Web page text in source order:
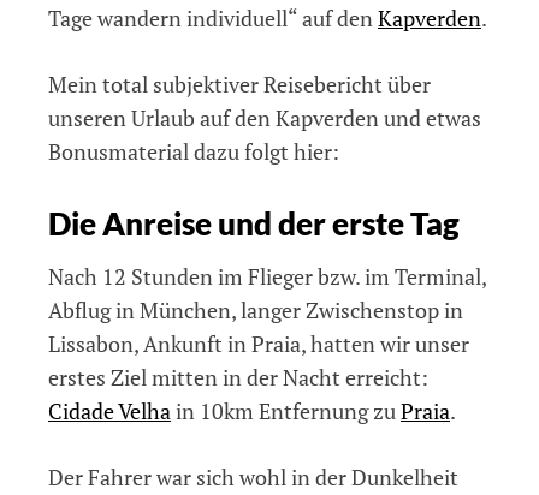
Tage wandern individuell“ auf denKapverden.
Mein total subjektiver Reisebericht über
unseren Urlaub auf den Kapverden und etwas
Bonusmaterial dazu folgt hier:
Die Anreise und der erste Tag
Nach 12 Stunden im Flieger bzw. im Terminal,
Abflug in München, langer Zwischenstop in
Lissabon, Ankunft in Praia, hatten wir unser
erstes Ziel mitten in der Nacht erreicht:
Cidade Velhain 10km Entfernung zuPraia.
Der Fahrer war sich wohl in der Dunkelheit